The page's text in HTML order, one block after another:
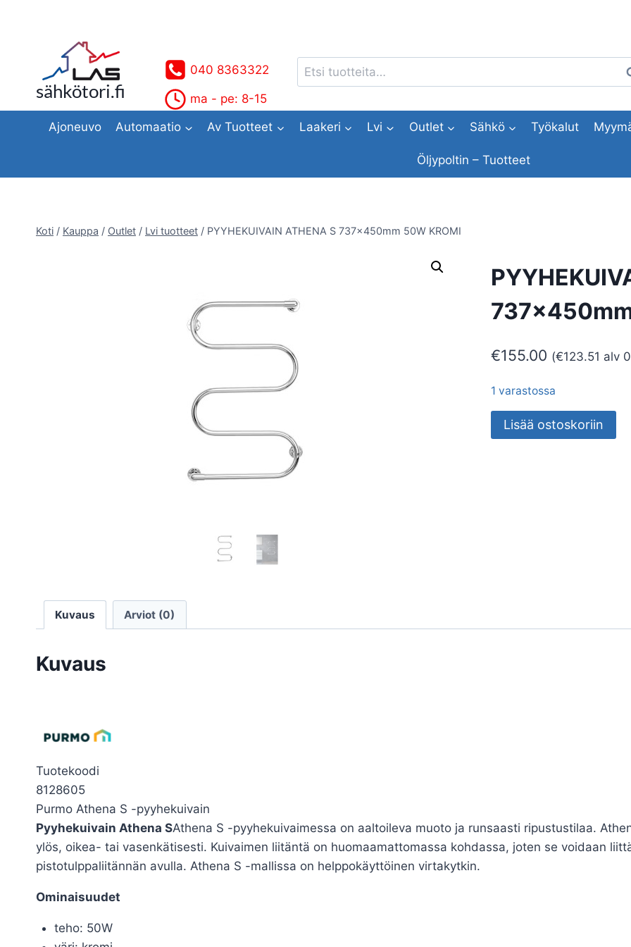
sähkötori.fi
040 8363322
ma - pe: 8-15
Etsi:
Ajoneuvo Automaatio Av Tuotteet Laakeri Lvi Outlet Sähkö Työkalut
Öljypoltin – Tuotteet
Koti / Kauppa / Outlet / Lvi tuotteet / PYYHEKUIVAIN ATHENA S 737x450mm 50W KROMI
€155.00 (€123.51 alv
1 varastossa
PYYHEKUIVAIN
ATHENA
Lisää ostoskoriin
Kuvaus Arviot (0)
Kuvaus
Tuotekoodi
8128605
Purmo Athena S -pyyhekuivain
Pyyhekuivain Athena SAthena S -pyyhekuivaimessa on aaltoileva muoto ja runsaasti ripustustilaa.
ylös, oikea- tai vasenkätisesti. Kuivaimen liitäntä on huomaamattomassa kohdassa, joten se voidaan
pistotulppaliitännän avulla. Athena S -mallissa on helppokäyttöinen virtakytkin.
Ominaisuudet
teho: 50W